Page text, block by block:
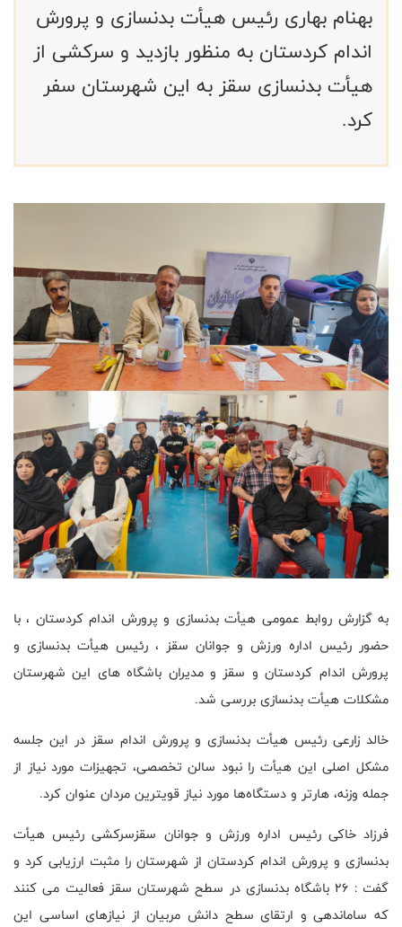
بهنام بهاری رئیس هيأت بدنسازی و پرورش
اندام کردستان به منظور بازدید و سرکشی از
هیأت بدنسازی سقز به این شهرستان سفر
کرد.
به گزارش روابط عمومی هیأت بدنسازی و پرورش اندام کردستان ، با
حضور رئیس اداره ورزش و جوانان سقز ، رئیس هیأت بدنسازی و
پرورش اندام کردستان و سقز و مدیران باشگاه های این شهرستان
مشکلات هیأت بدنسازی بررسی شد.
خالد زارعی رئیس هیأت بدنسازی و پرورش اندام سقز در این جلسه
مشکل اصلی این هیأت را نبود سالن تخصصی، تجهیزات مورد نیاز از
جمله وزنه، هارتر و دستگاه‌ها مورد نیاز قویترین مردان عنوان کرد.
فرزاد خاکی رئیس اداره ورزش و جوانان سقزسرکشی رئیس هيأت
بدنسازی و پرورش اندام کردستان از شهرستان را مثبت ارزیابی کرد و
گفت : 26 باشگاه بدنسازی در سطح شهرستان سقز فعالیت می کنند
که ساماندهی و ارتقای سطح دانش مربیان از نیازهای اساسی این